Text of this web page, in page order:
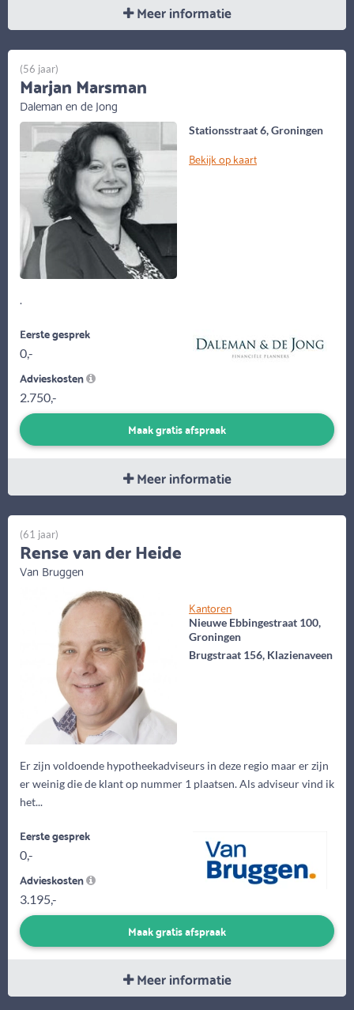
Meer informatie
Stationsstraat 6, Groningen
Bekijk op kaart
.
(56 jaar)
Marjan Marsman
Daleman en de Jong
Eerste gesprek
0,-
Advieskosten
2.750,-
Maak gratis afspraak
Meer informatie
Kantoren
Nieuwe Ebbingestraat 100,
Groningen
Brugstraat 156, Klazienaveen
Er zijn voldoende hypotheekadviseurs in deze regio maar er zijn
er weinig die de klant op nummer 1 plaatsen. Als adviseur vind ik
het...
(61 jaar)
Rense van der Heide
Van Bruggen
Eerste gesprek
0,-
Advieskosten
3.195,-
Maak gratis afspraak
Meer informatie